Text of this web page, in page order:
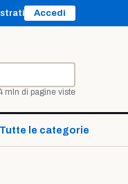
Accedi
mln di pagine viste
Tutte le categorie ↓